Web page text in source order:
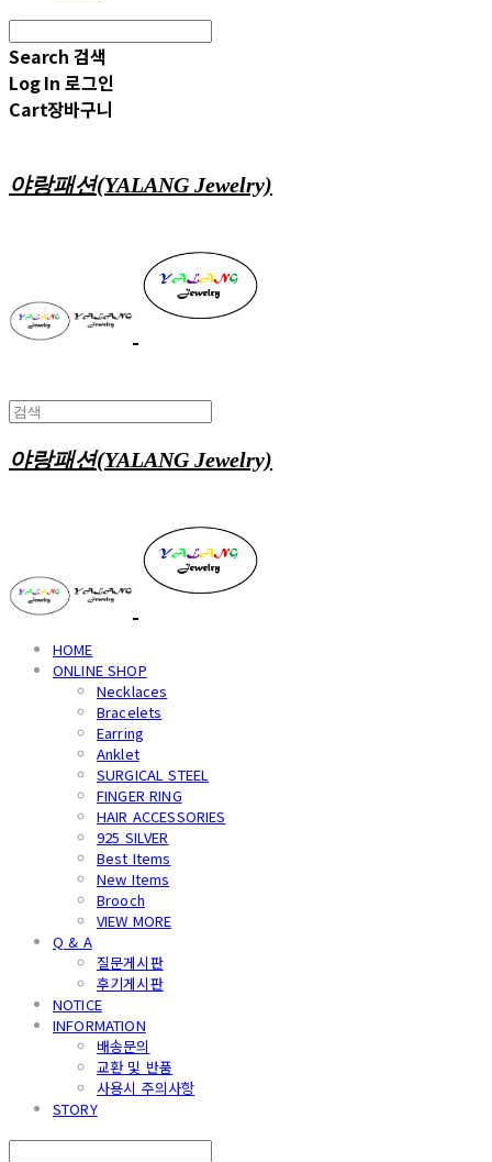
Search 검색
Log In 로그인
Cart장바구니
야랑패션(YALANG Jewelry)
야랑패션(YALANG Jewelry)
HOME
ONLINE SHOP
Necklaces
Bracelets
Earring
Anklet
SURGICAL STEEL
FINGER RING
HAIR ACCESSORIES
925 SILVER
Best Items
New Items
Brooch
VIEW MORE
Q & A
질문게시판
후기게시판
NOTICE
INFORMATION
배송문의
교환 및 반품
사용시 주의사항
STORY